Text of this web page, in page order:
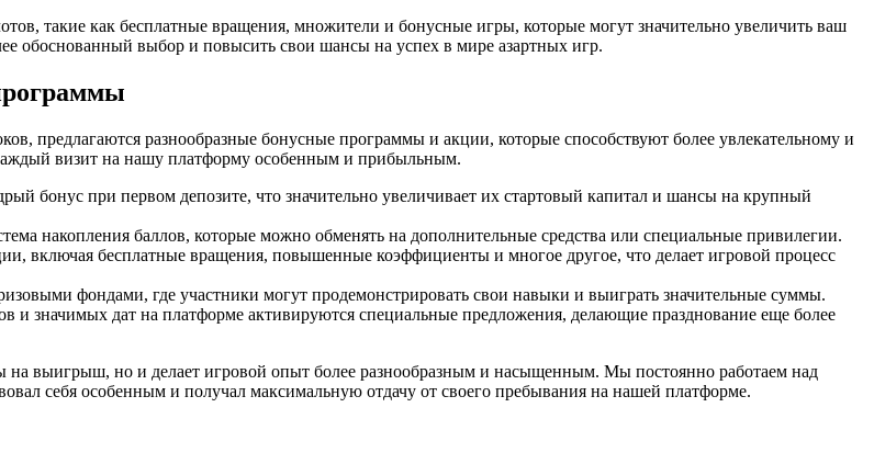
такие как бесплатные вращения, множители и бонусные игры, которые могут значительно увеличить ваш
обоснованный выбор и повысить свои шансы на успех в мире азартных игр.
предлагаются разнообразные бонусные программы и акции, которые способствуют более увлекательному и
визит на нашу платформу особенным и прибыльным.
бонус при первом депозите, что значительно увеличивает их стартовый капитал и шансы на крупный
накопления баллов, которые можно обменять на дополнительные средства или специальные привилегии.
включая бесплатные вращения, повышенные коэффициенты и многое другое, что делает игровой процесс
фондами, где участники могут продемонстрировать свои навыки и выиграть значительные суммы.
значимых дат на платформе активируются специальные предложения, делающие празднование еще более
на выигрыш, но и делает игровой опыт более разнообразным и насыщенным. Мы постоянно работаем над
себя особенным и получал максимальную отдачу от своего пребывания на нашей платформе.